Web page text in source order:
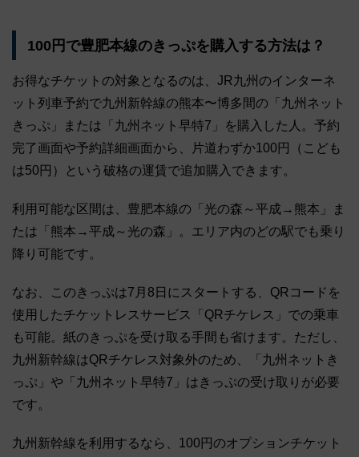
100円で豊肥本線のきっぷを購入する方法は？
お得なチケットの対象となるのは、JR九州のインターネ
ット列車予約で九州新幹線の熊本〜博多間の「九州ネット
きっぷ」または「九州ネット早特7」を購入した人。予約
完了画面や予約詳細画面から、片道わずか100円（こども
は50円）という破格の運賃で追加購入できます。
利用可能な区間は、豊肥本線の「光の森～平成→熊本」ま
たは「熊本→平成～光の森」。エリア内のどの駅でも乗り
降り可能です。
なお、このきっぷは7月8日にスタートする、QRコードを
使用したチケットレスサービス「QRチケレス」での乗車
も可能。紙のきっぷを受け取る手間も省けます。ただし、
九州新幹線はQRチケレス対象外のため、「九州ネットき
っぷ」や「九州ネット早特7」はきっぷの受け取りが必要
です。
九州新幹線を利用するなら、100円のオプションチケット